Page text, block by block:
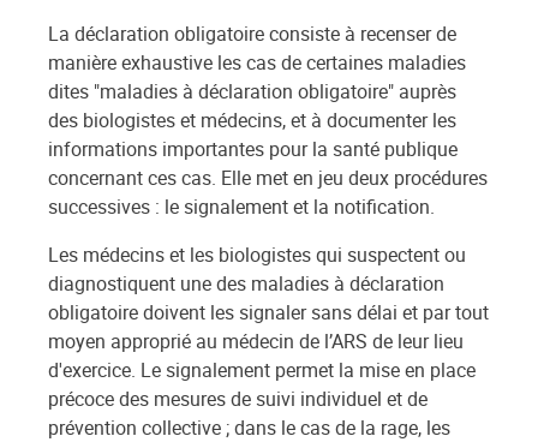
La déclaration obligatoire consiste à recenser de
manière exhaustive les cas de certaines maladies
dites "maladies à déclaration obligatoire" auprès
des biologistes et médecins, et à documenter les
informations importantes pour la santé publique
concernant ces cas. Elle met en jeu deux procédures
successives : le signalement et la notification.
Les médecins et les biologistes qui suspectent ou
diagnostiquent une des maladies à déclaration
obligatoire doivent les signaler sans délai et par tout
moyen approprié au médecin de l’ARS de leur lieu
d'exercice. Le signalement permet la mise en place
précoce des mesures de suivi individuel et de
prévention collective ; dans le cas de la rage, les